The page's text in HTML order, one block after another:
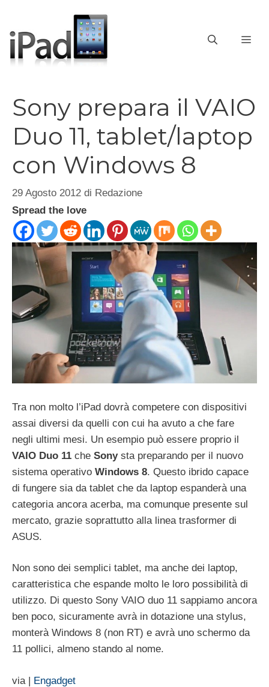
contenuto
Sony prepara il VAIO
Duo 11, tablet/laptop
con Windows 8
29 Agosto 2012 di Redazione
Spread the love
Tra non molto l’iPad dovrà competere con dispositivi
assai diversi da quelli con cui ha avuto a che fare
negli ultimi mesi. Un esempio può essere proprio il
VAIO Duo 11 che Sonysta preparando per il nuovo
sistema operativo Windows 8. Questo ibrido capace
di fungere sia da tablet che da laptop espanderà una
categoria ancora acerba, ma comunque presente sul
mercato, grazie soprattutto alla linea trasformer di
ASUS.
Non sono dei semplici tablet, ma anche dei laptop,
caratteristica che espande molto le loro possibilità di
utilizzo. Di questo Sony VAIO duo 11 sappiamo ancora
ben poco, sicuramente avrà in dotazione una stylus,
monterà Windows 8 (non RT) e avrà uno schermo da
11 pollici, almeno stando al nome.
via | Engadget